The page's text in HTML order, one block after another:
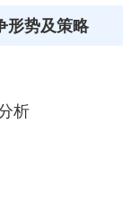
形势及策略
析